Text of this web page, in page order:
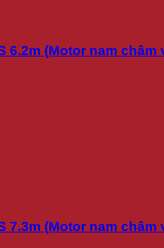
6.2m (Motor nam
7.3m (Motor nam